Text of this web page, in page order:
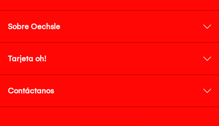
Sobre Oechsle
Tarjeta oh!
Contáctanos